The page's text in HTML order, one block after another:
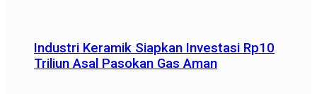
Industri Keramik Siapkan Investasi Rp10
Triliun Asal Pasokan Gas Aman